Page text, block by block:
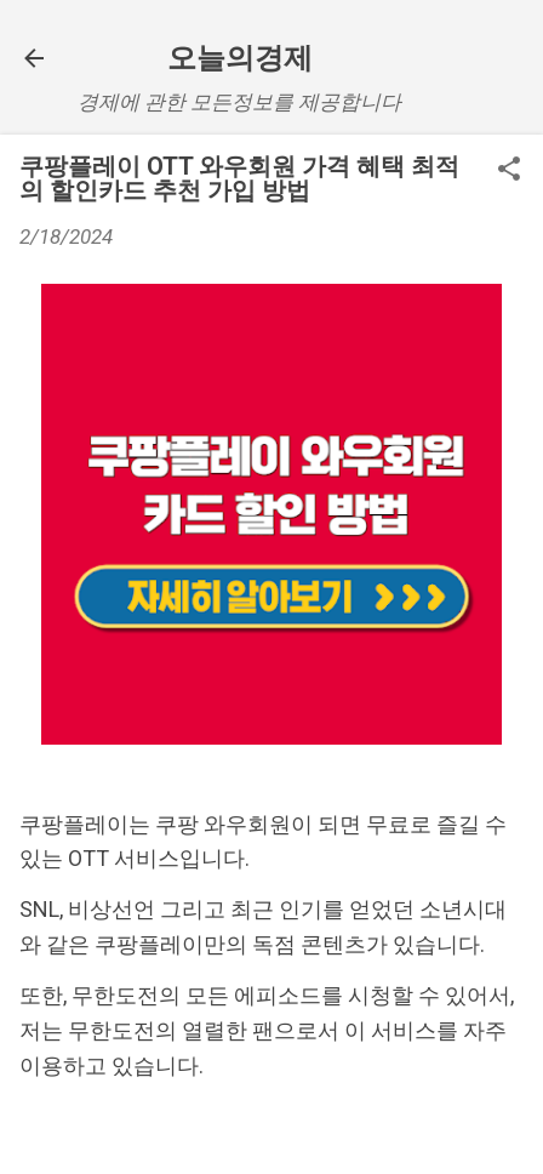
오늘의경제
경제에 관한 모든정보를 제공합니다
쿠팡플레이 OTT 와우회원 가격 혜택 최적
의 할인카드 추천 가입 방법
2/18/2024
쿠팡플레이는 쿠팡 와우회원이 되면 무료로 즐길 수
있는 OTT 서비스입니다.
SNL, 비상선언 그리고 최근 인기를 얻었던 소년시대
와 같은 쿠팡플레이만의 독점 콘텐츠가 있습니다.
또한, 무한도전의 모든 에피소드를 시청할 수 있어서,
저는 무한도전의 열렬한 팬으로서 이 서비스를 자주
이용하고 있습니다.